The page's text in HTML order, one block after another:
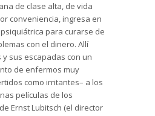
de clase alta, de vida
conveniencia, ingresa en
para curarse de
con el dinero. Allí
sus escapadas con un
de enfermos muy
como irritantes– a los
películas de los
Ernst Lubitsch (el director